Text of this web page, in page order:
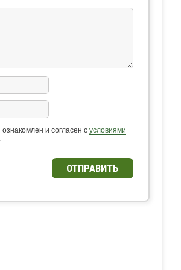
и согласен с условиями